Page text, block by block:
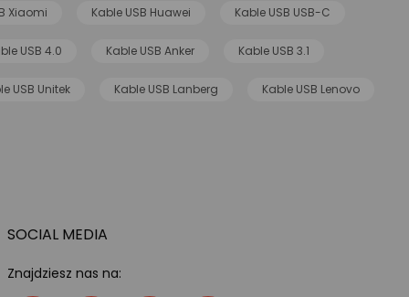
Xiaomi Kable USB Huawei Kable USB USB-C
USB 4.0 Kable USB Anker Kable USB 3.1
USB Unitek Kable USB Lanberg Kable USB Lenovo
SOCIAL MEDIA
Znajdziesz nas na: